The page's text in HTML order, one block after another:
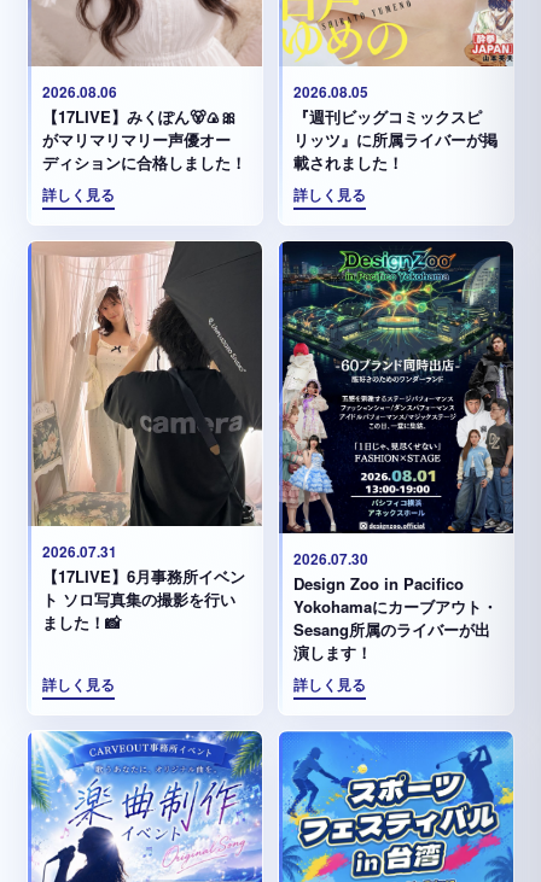
2026.08.06
【17LIVE】みくぽん🐻🍙🎀
がマリマリマリー声優オー
ディションに合格しました！
詳しく見る
2026.08.05
『週刊ビッグコミックスピ
リッツ』に所属ライバーが掲
載されました！
詳しく見る
2026.07.31
【17LIVE】6月事務所イベン
ト ソロ写真集の撮影を行い
ました！📸
詳しく見る
2026.07.30
Design Zoo in Pacifico
Yokohamaにカーブアウト・
Sesang所属のライバーが出
演します！
詳しく見る